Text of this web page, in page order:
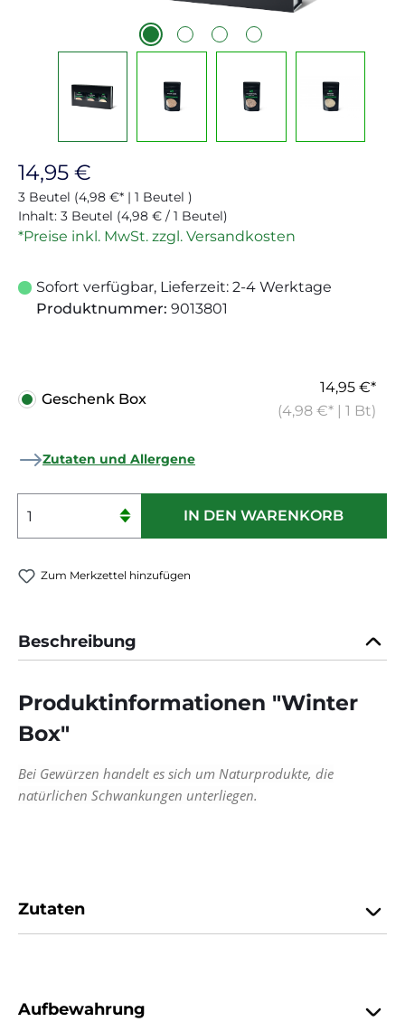
Regulärer Preis:
14,95 €
3 Beutel (4,98 €* | 1 Beutel )
Inhalt: 3 Beutel (4,98 € / 1 Beutel)
*Preise inkl. MwSt. zzgl. Versandkosten
Sofort verfügbar, Lieferzeit: 2-4 Werktage
Produktnummer: 9013801
Geschenk Box
14,95 €*
(4,98 €* | 1 Bt)
Zutaten und Allergene
Produkt Anzahl: Gib den
IN DEN WARENKORB
Zum Merkzettel hinzufügen
Beschreibung
Produktinformationen "Winter
Box"
Bei Gewürzen handelt es sich um Naturprodukte, die
natürlichen Schwankungen unterliegen.
Zutaten
Aufbewahrung